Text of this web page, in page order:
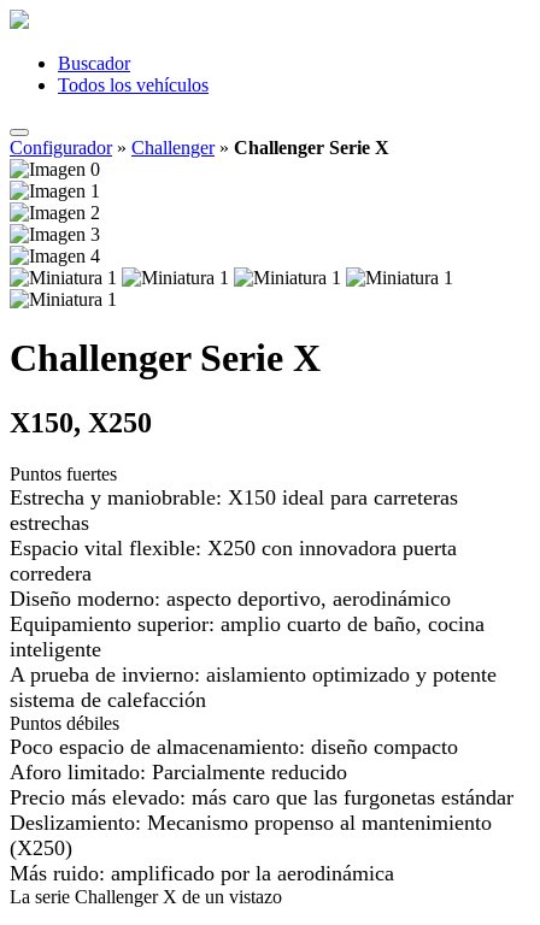
Buscador
Todos los vehículos
Configurador» Challenger» Challenger Serie X
Challenger Serie X
X150, X250
Puntos fuertes
Estrecha y maniobrable: X150 ideal para carreteras
estrechas
Espacio vital flexible: X250 con innovadora puerta
corredera
Diseño moderno: aspecto deportivo, aerodinámico
Equipamiento superior: amplio cuarto de baño, cocina
inteligente
A prueba de invierno: aislamiento optimizado y potente
sistema de calefacción
Puntos débiles
Poco espacio de almacenamiento: diseño compacto
Aforo limitado: Parcialmente reducido
Precio más elevado: más caro que las furgonetas estándar
Deslizamiento: Mecanismo propenso al mantenimiento
(X250)
Más ruido: amplificado por la aerodinámica
La serie Challenger X de un vistazo